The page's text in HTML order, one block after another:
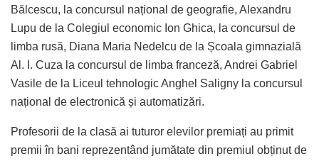
Bălcescu, la concursul național de geografie, Alexandru
Lupu de la Colegiul economic Ion Ghica, la concursul de
limba rusă, Diana Maria Nedelcu de la Școala gimnazială
Al. I. Cuza la concursul de limba franceză, Andrei Gabriel
Vasile de la Liceul tehnologic Anghel Saligny la concursul
național de electronică și automatizări.
Profesorii de la clasă ai tuturor elevilor premiați au primit
premii în bani reprezentând jumătate din premiul obținut de